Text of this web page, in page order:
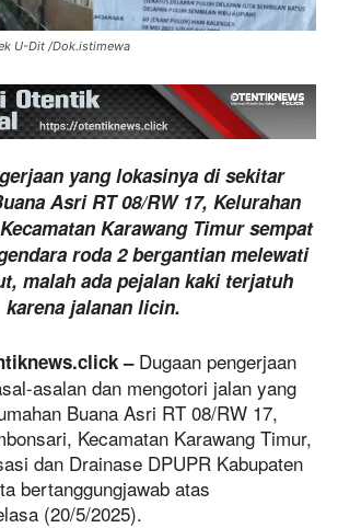
U-Dit /Dok.istimewa
yang lokasinya di sekitar
Asri RT 08/RW 17, Kelurahan
Karawang Timur sempat
roda 2 bergantian melewati
malah ada pejalan kaki terjatuh
karena jalanan licin.
–Dugaan pengerjaan
asalan dan mengotori jalan yang
Buana Asri RT 08/RW 17,
Kecamatan Karawang Timur,
dan Drainase DPUPR Kabupaten
bertanggungjawab atas
(20/5/2025).